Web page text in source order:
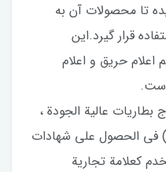
تا محصولات آن به
قرار گیرد.این
حریق و اعلام
معتبر است.
عالية الجودة ،
في الحصول على شهادات
كعلامة تجارية